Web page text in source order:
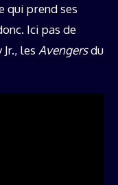
qui prend ses
Ici pas de
les Avengersdu